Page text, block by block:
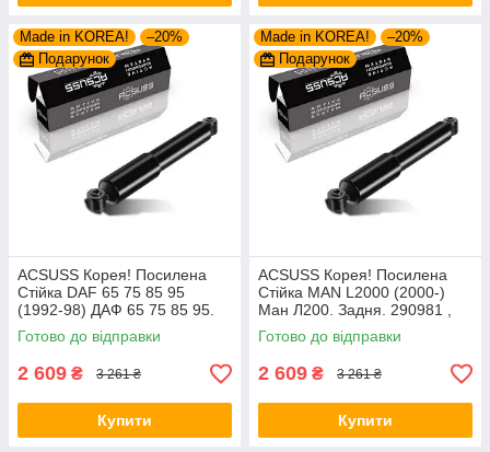
Made in KOREA!
–20%
Подарунок
ACSUSS Корея! Посилена
Стійка DAF 65 75 85 95
(1992-98) ДАФ 65 75 85 95.
Задня. 290981 , T5180
Готово до відправки
2 609 ₴ 3 261 ₴
Купити
Made in KOREA!
–20%
Подарунок
ACSUSS Корея! Посилена
Стійка MAN L2000 (2000-)
Ман Л200. Задня. 290981 ,
T5180
Готово до відправки
2 609 ₴ 3 261 ₴
Купити